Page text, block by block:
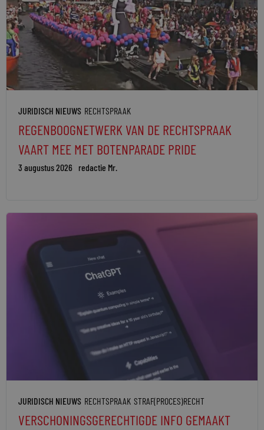
JURIDISCH NIEUWS RECHTSPRAAK
REGENBOOGNETWERK VAN DE RECHTSPRAAK
VAART MEE MET BOTENPARADE PRIDE
3 augustus 2026 redactie Mr.
JURIDISCH NIEUWS RECHTSPRAAK STRAF(PROCES)RECHT
VERSCHONINGSGERECHTIGDE INFO GEMAAKT